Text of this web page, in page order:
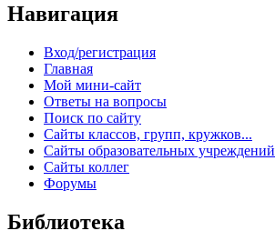
Навигация
Вход/регистрация
Главная
Мой мини-сайт
Ответы на вопросы
Поиск по сайту
Сайты классов, групп, кружков...
Сайты образовательных учреждений
Сайты коллег
Форумы
Библиотека